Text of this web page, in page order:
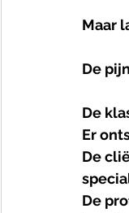
Maar
De
De
Er
De
De